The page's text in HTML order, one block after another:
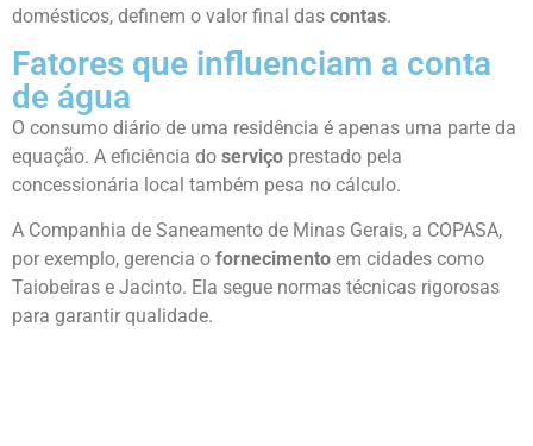
domésticos, definem o valor final das contas.
Fatores que influenciam a conta
de água
O consumo diário de uma residência é apenas uma parte da
equação. A eficiência do serviço prestado pela
concessionária local também pesa no cálculo.
A Companhia de Saneamento de Minas Gerais, a COPASA,
por exemplo, gerencia o fornecimento em cidades como
Taiobeiras e Jacinto. Ela segue normas técnicas rigorosas
para garantir qualidade.